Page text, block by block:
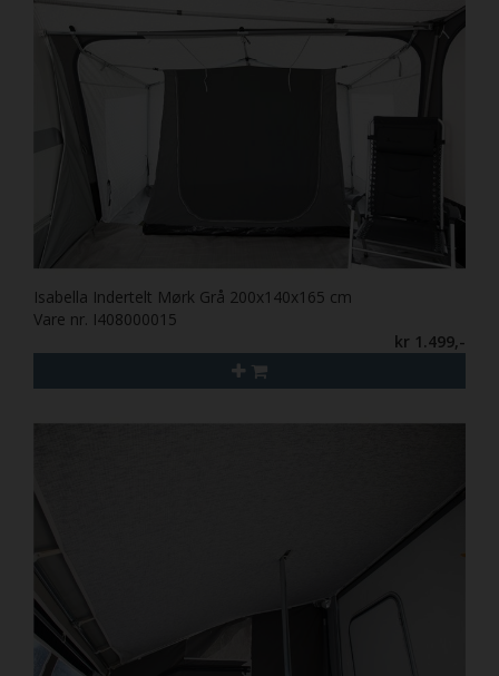
Isabella Indertelt Mørk Grå 200x140x165 cm
Vare nr. I408000015
kr 1.499,-